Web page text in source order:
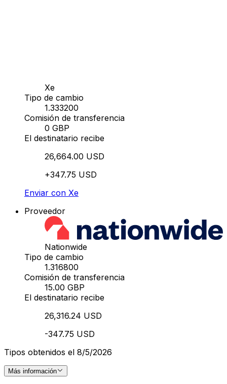
Xe
Tipo de cambio
1.333200
Comisión de transferencia
0 GBP
El destinatario recibe
26,664.00 USD
+347.75 USD
Enviar con Xe
Proveedor
Nationwide
Tipo de cambio
1.316800
Comisión de transferencia
15.00 GBP
El destinatario recibe
26,316.24 USD
-347.75 USD
Tipos obtenidos el 8/5/2026
Más información